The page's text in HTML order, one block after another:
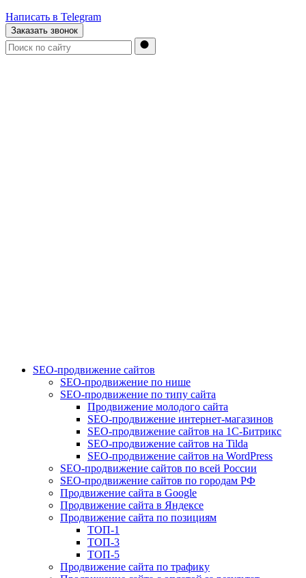
Написать в Telegram
Заказать звонок
SEO-продвижение сайтов
SEO-продвижение по нише
SEO-продвижение по типу сайта
Продвижение молодого сайта
SEO-продвижение интернет-магазинов
SEO-продвижение сайтов на 1С-Битрикс
SEO-продвижение сайтов на Tilda
SEO-продвижение сайтов на WordPress
SEO-продвижение сайтов по всей России
SEO-продвижение сайтов по городам РФ
Продвижение сайта в Google
Продвижение сайта в Яндексе
Продвижение сайта по позициям
ТОП-1
ТОП-3
ТОП-5
Продвижение сайта по трафику